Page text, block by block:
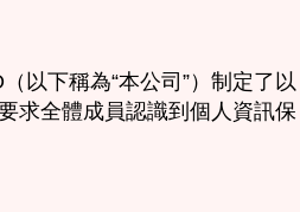
以下稱為“本公司”）制定了以
求全體成員認識到個人資訊保